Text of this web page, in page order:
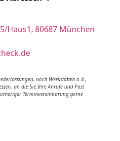
Haus1, 80687 München
noch Werkstätten o.ä.,
an die Sie Ihre Anrufe und Post
Terminvereinbarung gerne